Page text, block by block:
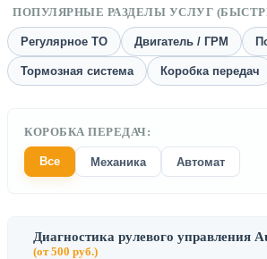
ПОПУЛЯРНЫЕ РАЗДЕЛЫ УСЛУГ
Регулярное ТО Двигатель / ГРМ
Тормозная система Коробка передач
КОРОБКА ПЕРЕДАЧ:
Все Механика Автомат
Диагностика рулевого управления
(от 500 руб.)